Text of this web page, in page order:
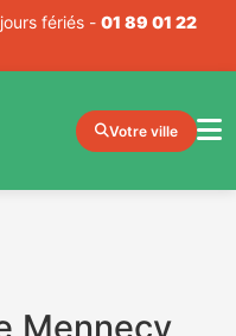
fériés - 01 89 01 22
Votre ville
Mennecy